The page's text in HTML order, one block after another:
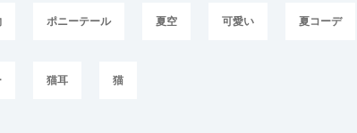
ポニーテール 夏空 可愛い 夏コーデ
猫耳 猫